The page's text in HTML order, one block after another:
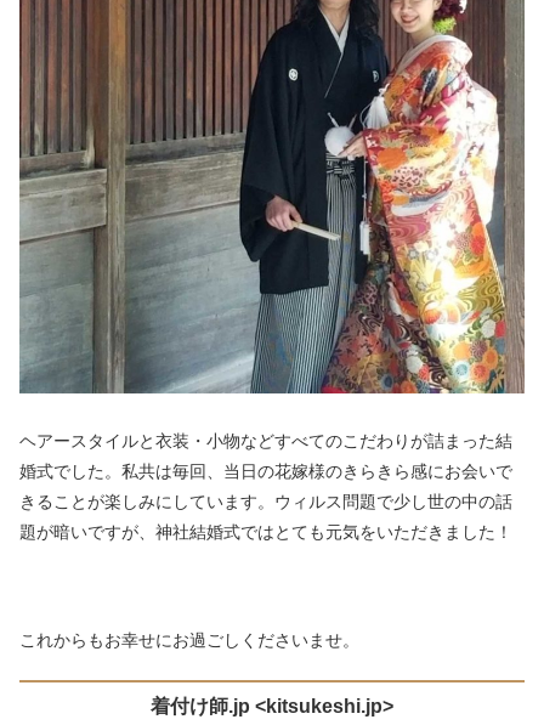
ヘアースタイルと衣装・小物などすべてのこだわりが詰まった結
婚式でした。私共は毎回、当日の花嫁様のきらきら感にお会いで
きることが楽しみにしています。ウィルス問題で少し世の中の話
題が暗いですが、神社結婚式ではとても元気をいただきました！
これからもお幸せにお過ごしくださいませ。
着付け師.jp <kitsukeshi.jp>